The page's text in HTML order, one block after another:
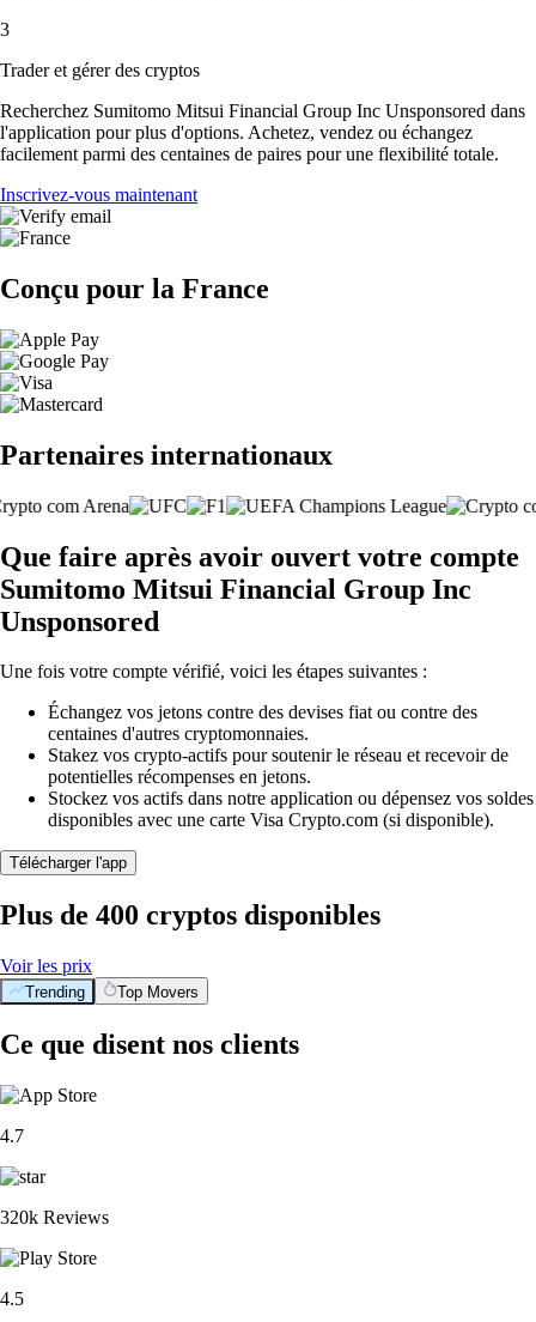
3
Trader et gérer des cryptos
Recherchez Sumitomo Mitsui Financial Group Inc Unsponsored dans
l'application pour plus d'options. Achetez, vendez ou échangez
facilement parmi des centaines de paires pour une flexibilité totale.
Inscrivez-vous maintenant
Conçu pour la France
Partenaires internationaux
Que faire après avoir ouvert votre compte
Sumitomo Mitsui Financial Group Inc
Unsponsored
Une fois votre compte vérifié, voici les étapes suivantes :
Échangez vos jetons contre des devises fiat ou contre des
centaines d'autres cryptomonnaies.
Stakez vos crypto-actifs pour soutenir le réseau et recevoir de
potentielles récompenses en jetons.
Stockez vos actifs dans notre application ou dépensez vos soldes
disponibles avec une carte Visa Crypto.com (si disponible).
Télécharger l'app
Plus de 400 cryptos disponibles
Voir les prix
Trending Top Movers
Ce que disent nos clients
4.7
320k Reviews
4.5